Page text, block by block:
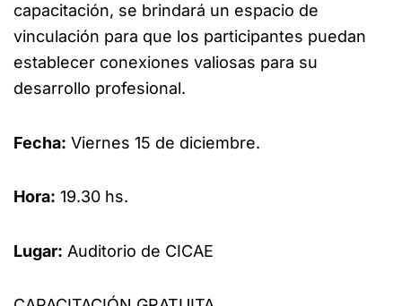
capacitación, se brindará un espacio de
vinculación para que los participantes puedan
establecer conexiones valiosas para su
desarrollo profesional.
Fecha: Viernes 15 de diciembre.
Hora: 19.30 hs.
Lugar: Auditorio de CICAE